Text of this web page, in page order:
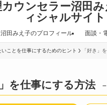
ウンセラー沼田み
ィシャルサイト
沼田みえ子のプロフィール 面談・
いことを仕事にするためのヒント 「好き」
」を仕事にする方法